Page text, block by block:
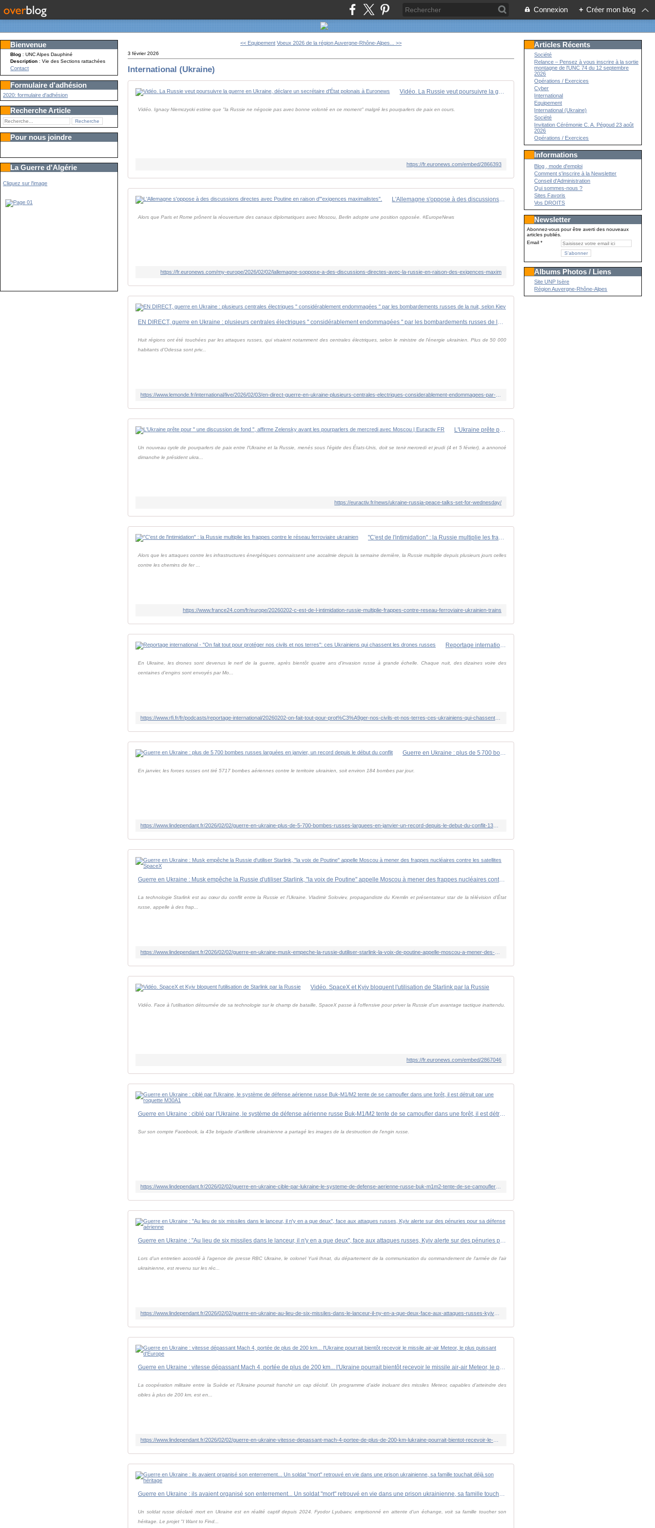
Connexion + Créer mon blog
Bienvenue
Blog : UNC Alpes Dauphiné
Description: Vie des Sections rattachées
Contact
Formulaire d'adhésion
2020: formulaire d'adhésion
Recherche Article
Pour nous joindre
La Guerre d'Algérie
Cliquez sur l'image
<< Equipement Voeux 2026 de la région Auvergne-Rhône-Alpes... >>
3 février 2026
International (Ukraine)
Vidéo. La Russie veut poursuivre la guerre en Ukraine, déclare un secrétaire d'État polonais à Euronews
Vidéo. Ignacy Niemczycki estime que "la Russie ne négocie pas avec bonne volonté en ce moment" malgré les pourparlers de paix en cours.
https://fr.euronews.com/embed/2866393
L'Allemagne s'oppose à des discussions directes avec Poutine en raison d'"exigences maximalistes".
Alors que Paris et Rome prônent la réouverture des canaux diplomatiques avec Moscou, Berlin adopte une position opposée. #EuropeNews
https://fr.euronews.com/my-europe/2026/02/02/lallemagne-soppose-a-des-discussions-directes-avec-la-russie-en-raison-des-exigences-maxim
EN DIRECT, guerre en Ukraine : plusieurs centrales électriques " considérablement endommagées " par les bombardements russes de la nuit, selon Kiev
Huit régions ont été touchées par les attaques russes, qui visaient notamment des centrales électriques, selon le ministre de l'énergie ukrainien. Plus de 50 000
habitants d'Odessa sont priv...
L'Ukraine prête pour " une discussion de fond ", affirme Zelensky avant les pourparlers de mercredi avec Moscou | Euractiv FR
Un nouveau cycle de pourparlers de paix entre l'Ukraine et la Russie, menés sous l'égide des États-Unis, doit se tenir mercredi et jeudi (4 et 5 février), a annoncé
dimanche le président ukra...
https://euractiv.fr/news/ukraine-russia-peace-talks-set-for-wednesday/
"C'est de l'intimidation" : la Russie multiplie les frappes contre le réseau ferroviaire ukrainien
Alors que les attaques contre les infrastructures énergétiques connaissent une accalmie depuis la semaine dernière, la Russie multiplie depuis plusieurs jours celles
contre les chemins de fer ...
https://www.france24.com/fr/europe/20260202-c-est-de-l-intimidation-russie-multiplie-frappes-contre-reseau-ferroviaire-ukrainien-trains
Reportage international - "On fait tout pour protéger nos civils et nos terres": ces Ukrainiens qui chassent les drones russes
En Ukraine, les drones sont devenus le nerf de la guerre, après bientôt quatre ans d'invasion russe à grande échelle. Chaque nuit, des dizaines voire des
centaines d'engins sont envoyés par Mo...
Guerre en Ukraine : plus de 5 700 bombes russes larguées en janvier, un record depuis le début du conflit
En janvier, les forces russes ont tiré 5717 bombes aériennes contre le territoire ukrainien, soit environ 184 bombes par jour.
Guerre en Ukraine : Musk empêche la Russie d'utiliser Starlink, "la voix de Poutine" appelle Moscou à mener des frappes nucléaires contre les satellites SpaceX
La technologie Starlink est au cœur du conflit entre la Russie et l'Ukraine. Vladimir Soloviev, propagandiste du Kremlin et présentateur star de la télévision d'État
russe, appelle à des frap...
Vidéo. SpaceX et Kyiv bloquent l'utilisation de Starlink par la Russie
Vidéo. Face à l'utilisation détournée de sa technologie sur le champ de bataille, SpaceX passe à l'offensive pour priver la Russie d'un avantage tactique inattendu.
https://fr.euronews.com/embed/2867046
Guerre en Ukraine : ciblé par l'Ukraine, le système de défense aérienne russe Buk-M1/M2 tente de se camoufler dans une forêt, il est détruit par une roquette M30A1
Sur son compte Facebook, la 43e brigade d'artillerie ukrainienne a partagé les images de la destruction de l'engin russe.
Guerre en Ukraine : "Au lieu de six missiles dans le lanceur, il n'y en a que deux", face aux attaques russes, Kyiv alerte sur des pénuries pour sa défense aérienne
Lors d'un entretien accordé à l'agence de presse RBC Ukraine, le colonel Yurii Ihnat, du département de la communication du commandement de l'armée de l'air
ukrainienne, est revenu sur les réc...
Guerre en Ukraine : vitesse dépassant Mach 4, portée de plus de 200 km... l'Ukraine pourrait bientôt recevoir le missile air-air Meteor, le plus puissant d'Europe
La coopération militaire entre la Suède et l'Ukraine pourrait franchir un cap décisif. Un programme d'aide incluant des missiles Meteor, capables d'atteindre des
cibles à plus de 200 km, est en...
Guerre en Ukraine : ils avaient organisé son enterrement... Un soldat "mort" retrouvé en vie dans une prison ukrainienne, sa famille touchait déjà son héritage
Un soldat russe déclaré mort en Ukraine est en réalité captif depuis 2024. Fyodor Lyubaev, emprisonné en attente d'un échange, voit sa famille toucher son
héritage. Le projet "I Want to Find...
Articles Récents
Société
Relance – Pensez à vous inscrire à la sortie
montagne de l'UNC 74 du 12 septembre
2026
Opérations / Exercices
Cyber
International
Equipement
International (Ukraine)
Société
Invitation Cérémonie C. A. Pégoud 23 août
2026
Opérations / Exercices
Informations
Blog , mode d'emploi
Comment s'inscrire à la Newsletter
Conseil d'Administration
Qui sommes-nous ?
Sites Favoris
Vos DROITS
Newsletter
Abonnez-vous pour être averti des nouveaux
articles publiés.
Email
Albums Photos / Liens
Site UNP Isère
Région Auvergne-Rhône-Alpes